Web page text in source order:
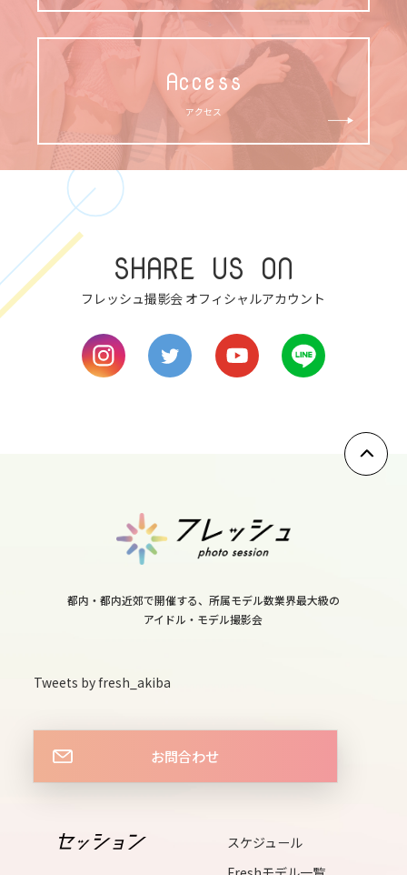
Access
アクセス
SHARE US ON
フレッシュ撮影会 オフィシャルアカウント
都内・都内近郊で開催する、所属モデル数業界最大級の
アイドル・モデル撮影会
Tweets by fresh_akiba
お問合わせ
スケジュール